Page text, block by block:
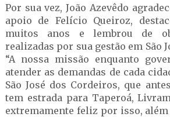
Por sua vez, João Azevêdo
apoio de Felício Queiroz,
muitos anos e lembrou de
realizadas por sua gestão em São
“A nossa missão enquanto
atender as demandas de cada
São José dos Cordeiros, que
tem estrada para Taperoá,
extremamente feliz por isso,